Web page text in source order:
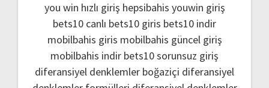
you win hızlı giriş hepsibahis youwin giriş
bets10 canlı bets10 giris bets10 indir
mobilbahis giris mobilbahis güncel giriş
mobilbahis indir bets10 sorunsuz giriş
diferansiyel denklemler boğaziçi diferansiyel